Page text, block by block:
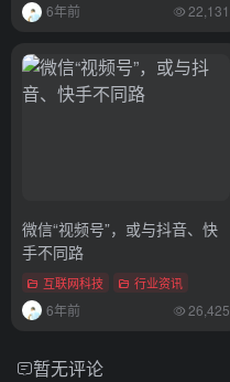
6年前 22,131
微信“视频号”，或与抖音、快
手不同路
互联网科技 行业资讯
6年前 26,425
暂无评论